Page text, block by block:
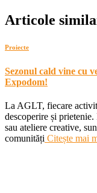
Articole
Proiecte
Sezonul cald vine cu
Expodom!
La AGLT, fiecare
descoperire și
sau ateliere creative,
comunități Citește mai